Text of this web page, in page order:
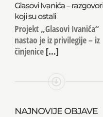
Glasovi Ivanića – razgovori
koji su ostali
Projekt „Glasovi Ivanića“
nastao je iz privilegije – iz
činjenice[...]
NAJNOVIJE OBJAVE